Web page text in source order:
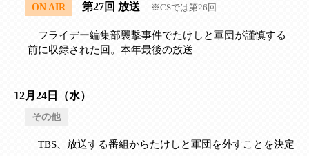
ON AIR 第27回 放送 ※CSでは第26回
フライデー編集部襲撃事件でたけしと軍団が謹慎する
前に収録された回。本年最後の放送
12月24日（水）
その他
TBS、放送する番組からたけしと軍団を外すことを決定